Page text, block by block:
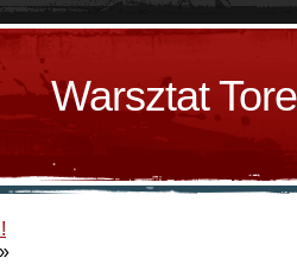
Warsztat
»